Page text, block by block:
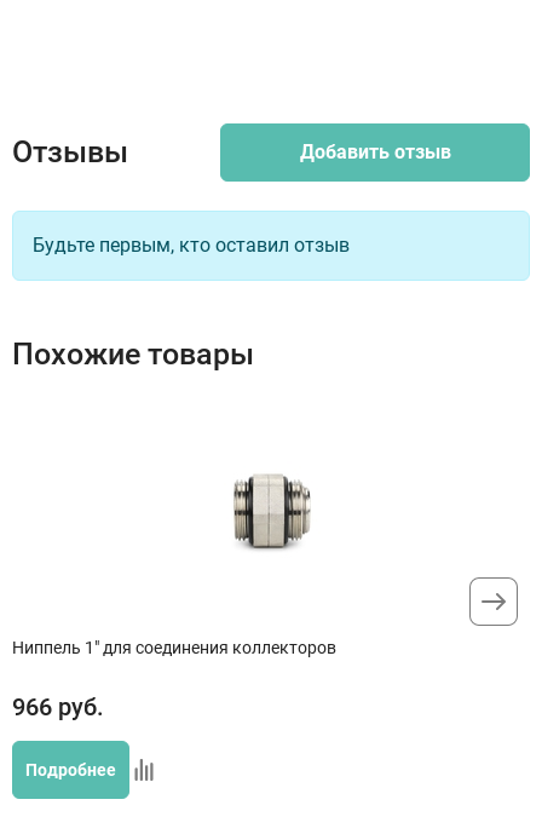
Отзывы Добавить отзыв
Будьте первым, кто оставил отзыв
Похожие товары
Ниппель 1" для соединения коллекторов
966 руб.
Подробнее